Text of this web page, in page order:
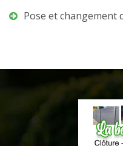
Pose et changement